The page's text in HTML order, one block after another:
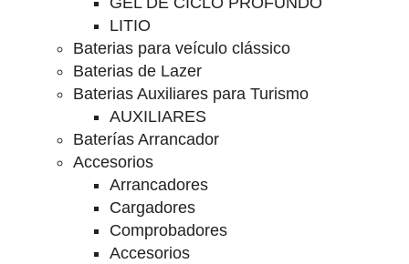
LITIO
Baterias para veículo clássico
Baterias de Lazer
Baterias Auxiliares para Turismo
AUXILIARES
Baterías Arrancador
Accesorios
Arrancadores
Cargadores
Comprobadores
Accesorios